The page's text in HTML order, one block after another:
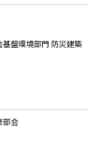
基盤環境部門 防災建築
部会